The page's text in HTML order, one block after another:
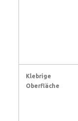
Klebrige
Oberfläche